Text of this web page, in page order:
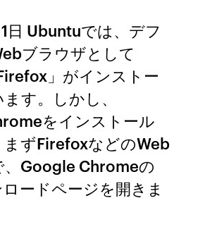
日 Ubuntuでは、デフ
ブラウザとして
」がインストー
す。しかし、
をインストール
ずFirefoxなどのWeb
、Google Chromeの
ードページを開きま